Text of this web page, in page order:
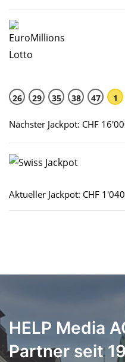
26 29 35 38 47 1
Nächster Jackpot: CHF
Aktueller Jackpot: CHF
HELP Media
Partner seit